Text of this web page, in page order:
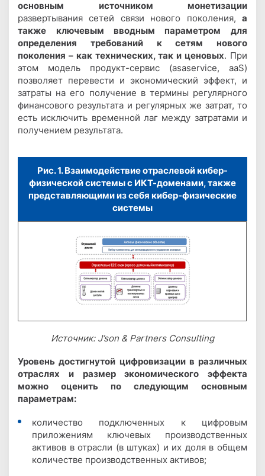
основным источником монетизации
развертывания сетей связи нового поколения, а
также ключевым вводным параметром для
определения требований к сетям нового
поколения – как технических, так и ценовых. При
этом модель продукт-сервис (asaservice, aaS)
позволяет перевести и экономический эффект, и
затраты на его получение в термины регулярного
финансового результата и регулярных же затрат, то
есть исключить временной лаг между затратами и
получением результата.
Рис. 1. Взаимодействие отраслевой кибер-
физической системы с ИКТ-доменами, также
представляющими из себя кибер-физические
системы
Источник: J’son & Partners Consulting
Уровень достигнутой цифровизации в различных
отраслях и размер экономического эффекта
можно оценить по следующим основным
параметрам:
количество подключенных к цифровым
приложениям ключевых производственных
активов в отрасли (в штуках) и их доля в общем
количестве производственных активов;